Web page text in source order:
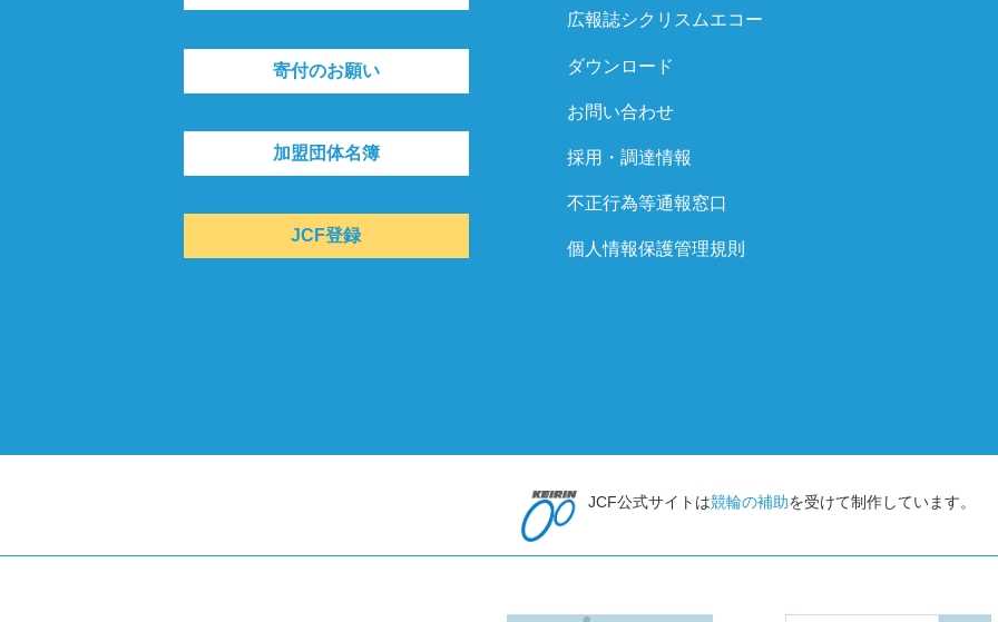
寄付のお願い
加盟団体名簿
JCF登録
広報誌シクリスムエコー
ダウンロード
お問い合わせ
採用・調達情報
不正行為等通報窓口
個人情報保護管理規則
JCF公式サイトは競輪の補助を受けて制作しています。